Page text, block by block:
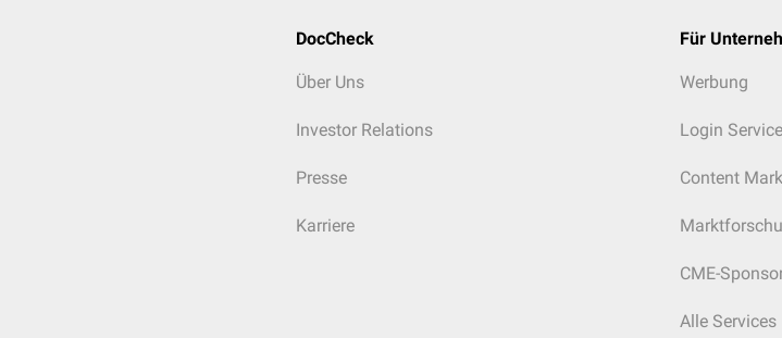
DocCheck
Über Uns
Investor Relations
Presse
Karriere
Für
Werbung
Login
Content
CME-
Alle Services